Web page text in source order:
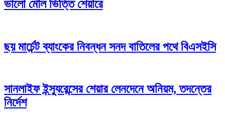
ভালো মৌল ভিত্তি শেয়ারে
ছয় মার্চেন্ট ব্যাংকের নিবন্ধন সনদ বাতিলের পথে বিএসইসি
সানলাইফ ইন্স্যুরেন্সের শেয়ার লেনদেনে অনিয়ম, তদন্তের
নির্দেশ